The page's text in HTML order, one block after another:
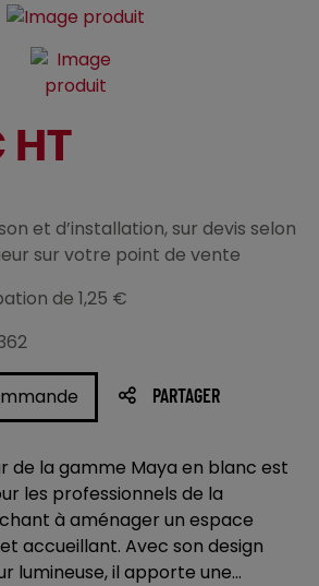
HT
et d’installation, sur devis selon
sur votre point de vente
de 1,25 €
PARTAGER
de la gamme Maya en blanc est
les professionnels de la
à aménager un espace
accueillant. Avec son design
lumineuse, il apporte une...